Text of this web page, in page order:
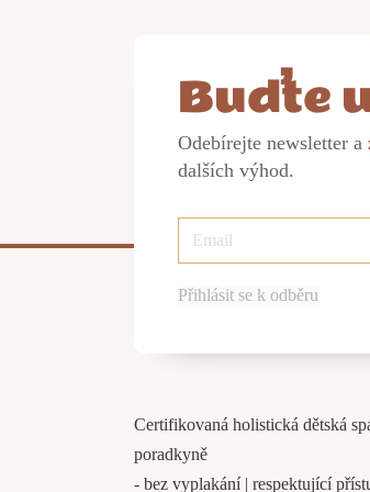
Buďte
Odebírejte newsletter a
dalších výhod.
Přihlásit se k odběru
Certifikovaná holistická dětská
poradkyně
- bez vyplakání | respektující